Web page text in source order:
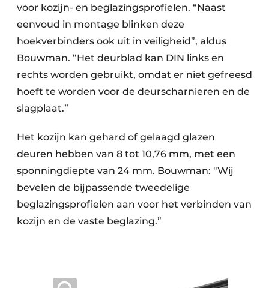
voor kozijn- en beglazingsprofielen. “Naast
eenvoud in montage blinken deze
hoekverbinders ook uit in veiligheid”, aldus
Bouwman. “Het deurblad kan DIN links en
rechts worden gebruikt, omdat er niet gefreesd
hoeft te worden voor de deurscharnieren en de
slagplaat.”
Het kozijn kan gehard of gelaagd glazen
deuren hebben van 8 tot 10,76 mm, met een
sponningdiepte van 24 mm. Bouwman: “Wij
bevelen de bijpassende tweedelige
beglazingsprofielen aan voor het verbinden van
kozijn en de vaste beglazing.”